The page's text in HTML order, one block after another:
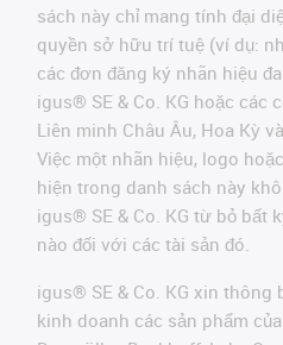
sách này chỉ mang tính đại
quyền sở hữu trí tuệ (ví dụ:
các đơn đăng ký nhãn hiệu
igus® SE & Co. KG hoặc các
Liên minh Châu Âu, Hoa Kỳ
Việc một nhãn hiệu, logo
hiện trong danh sách này
igus® SE & Co. KG từ bỏ bất
nào đối với các tài sản đó.
igus® SE & Co. KG xin
kinh doanh các sản phẩm